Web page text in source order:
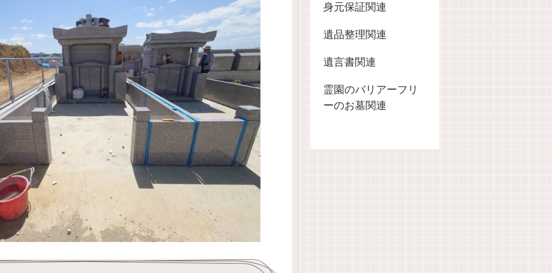
身元保証関連
遺品整理関連
遺言書関連
霊園のバリアーフリ
ーのお墓関連